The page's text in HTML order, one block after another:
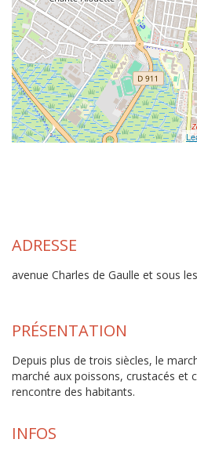
ADRESSE
avenue Charles de Gaulle et sous
PRÉSENTATION
Depuis plus de trois siècles, le
marché aux poissons, crustacés et
rencontre des habitants.
INFOS